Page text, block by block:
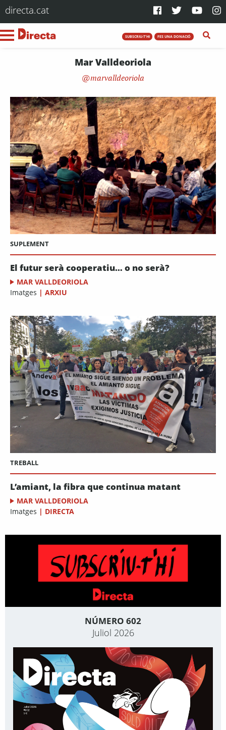
directa.cat
SUBSCRIU-T'HI FES UNA DONACIÓ
Mar Valldeoriola
marvalldeoriola
SUPLEMENT
El futur serà cooperatiu… o no serà?
MAR VALLDEORIOLA
Imatges | ARXIU
TREBALL
L’amiant, la fibra que continua matant
MAR VALLDEORIOLA
Imatges | DIRECTA
NÚMERO 602
Juliol 2026